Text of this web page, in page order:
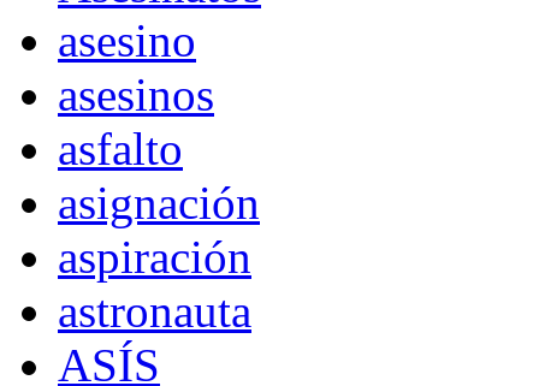
asesino
asesinos
asfalto
asignación
aspiración
astronauta
ASÍS